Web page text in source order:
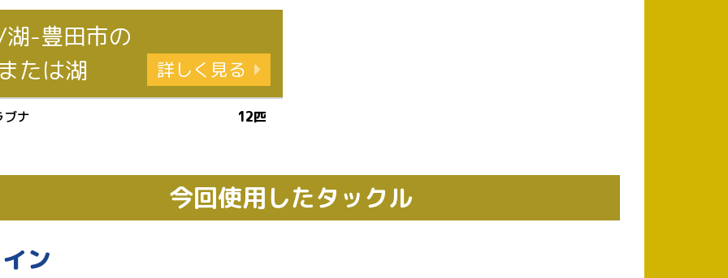
-豊田市の
たは湖
詳しく見る
ブナ 12匹
今回使用したタックル
ン